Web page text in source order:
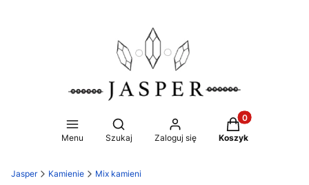
Menu
Otwórz wyszukiwarkę
Szukaj Zaloguj się
Produkty w
Koszyk
Jasper Kamienie Mix kamieni